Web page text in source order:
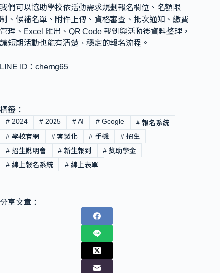
我們可以協助學校依活動需求規劃報名欄位、名額限
制、候補名單、附件上傳、資格審查、批次通知、繳費
管理、Excel 匯出、QR Code 報到與活動後資料整理，
讓短期活動也能有清楚、穩定的報名流程。
LINE ID：cherng65
標籤：
#2024 #2025 #AI # Google # 報名系統
#學校官網 #客製化 # 手機 # 招生
#招生說明會 #新生報到 # 獎助學金
#線上報名系統 #線上表單
分享文章：